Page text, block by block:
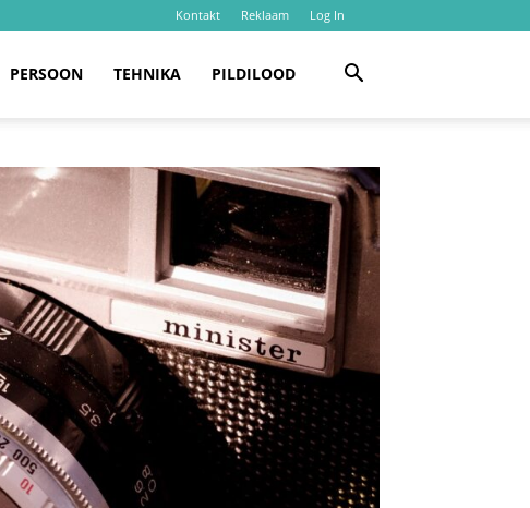
Kontakt Reklaam Log In
PERSOON TEHNIKA PILDILOOD